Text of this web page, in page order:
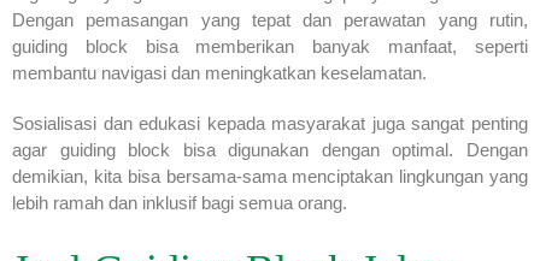
Dengan pemasangan yang tepat dan perawatan yang rutin,
guiding block bisa memberikan banyak manfaat, seperti
membantu navigasi dan meningkatkan keselamatan.
Sosialisasi dan edukasi kepada masyarakat juga sangat penting
agar guiding block bisa digunakan dengan optimal. Dengan
demikian, kita bisa bersama-sama menciptakan lingkungan yang
lebih ramah dan inklusif bagi semua orang.